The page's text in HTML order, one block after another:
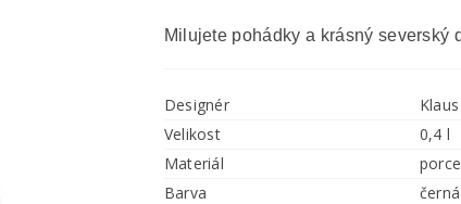
Milujete pohádky a krásný severský
Designér
Velikost
0,4 l
Materiál
Barva
černá